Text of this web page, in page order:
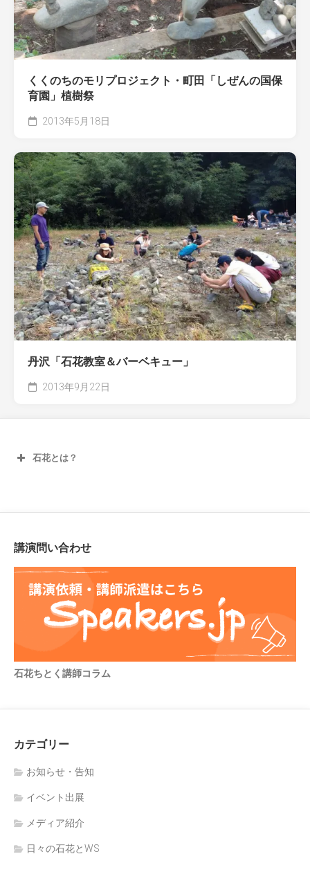
くくのちのモリプロジェクト・町田「しぜんの国保
育園」植樹祭
2013年5月18日
丹沢「石花教室＆バーベキュー」
2013年9月22日
石花とは？
講演問い合わせ
石花ちとく講師コラム
カテゴリー
お知らせ・告知
イベント出展
メディア紹介
日々の石花とWS